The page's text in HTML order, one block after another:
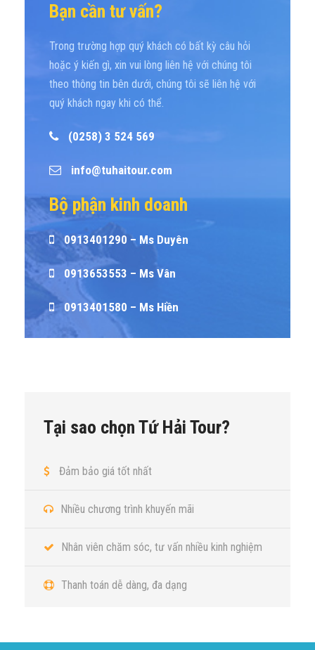
Bạn cần tư vấn?
Trong trường hợp quý khách có bất kỳ câu hỏi
hoặc ý kiến gì, xin vui lòng liên hệ với chúng tôi
theo thông tin bên dưới, chúng tôi sẽ liên hệ với
quý khách ngay khi có thể.
(0258) 3 524 569
info@tuhaitour.com
Bộ phận kinh doanh
0913401290 – Ms Duyên
0913653553 – Ms Vân
0913401580 – Ms Hiền
Tại sao chọn Tứ Hải Tour?
Đảm bảo giá tốt nhất
Nhiều chương trình khuyến mãi
Nhân viên chăm sóc, tư vấn nhiều kinh nghiệm
Thanh toán dễ dàng, đa dạng